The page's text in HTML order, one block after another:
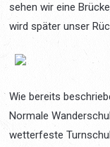
sehen wir eine
wird später unser
Wie bereits
Normale
wetterfeste